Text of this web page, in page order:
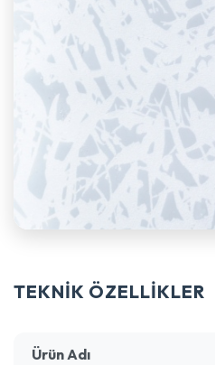
TEKNİK ÖZELLİKLER
Ürün Adı